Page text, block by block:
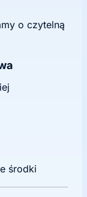
o czytelną
środki